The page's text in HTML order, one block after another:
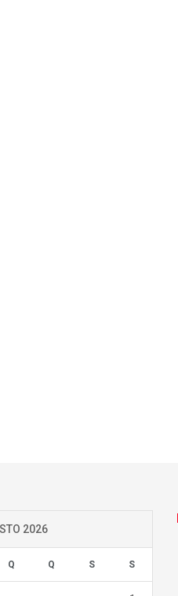
2026
Q Q S S